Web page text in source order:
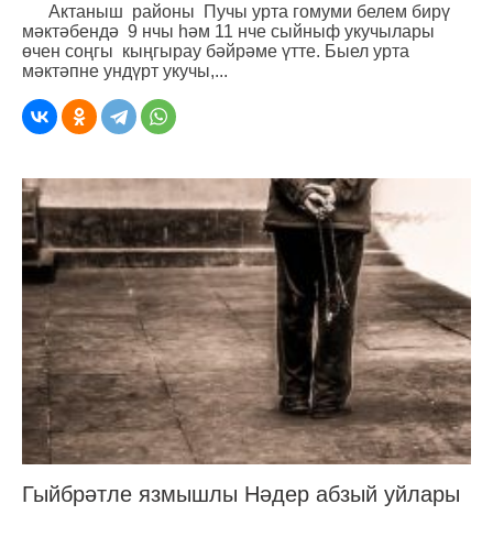
Актаныш районы Пучы урта гомуми белем бирү
мәктәбендә 9 нчы һәм 11 нче сыйныф укучылары
өчен соңгы кыңгырау бәйрәме үтте. Быел урта
мәктәпне ундүрт укучы,...
Гыйбрәтле язмышлы Нәдер абзый уйлары